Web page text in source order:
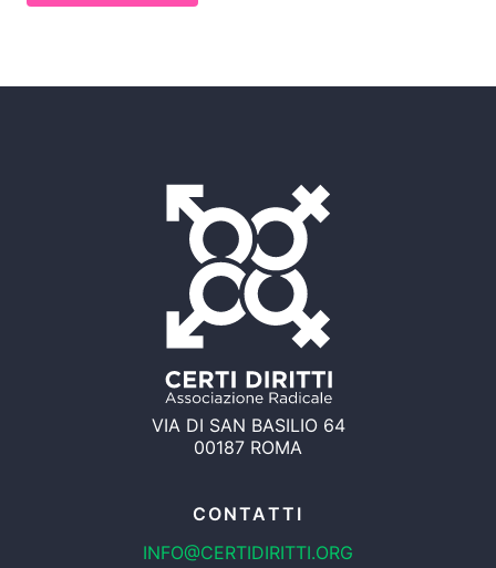
VIA DI SAN BASILIO 64
00187 ROMA
CONTATTI
INFO@CERTIDIRITTI.ORG